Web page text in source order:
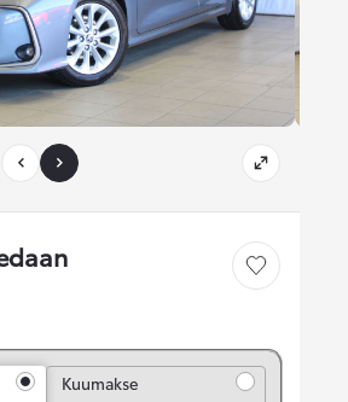
Salvesta
Kuumakse